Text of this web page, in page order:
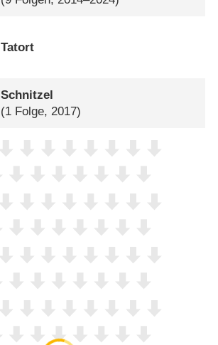
Tatort
Schnitzel
(1 Folge, 2017)